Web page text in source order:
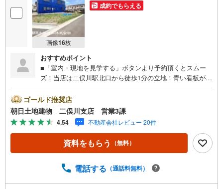
画像16枚
成約でもらえる
おすすめポイント
■「室内・現地を見学する」ボタンより予約頂くとスムー
ズ！当店は二俣川駅北口から徒歩1分の立地！青い看板が目
ーナーなど、お子様にも退屈せずにお過ごし頂けます。■
テレワークで作業効率のUP化オウチ時間で人生を豊かにす
るためにONとOFFを切り替えて、家族との時間も増えて幸
せマイホームを！■ 住宅ローンのご相談承ります。■住まい
選びはフィーリングも大切です。現地の空気や雰囲気を感
じてみましょう。営業スタッフまでお問合せくださいま
そうですが住まい選びはフィーリングも大切です。現地の
ゴールド推奨店
朝日土地建物 二俣川支店 営業3課
4.54 不動産会社レビュー 20件
資料をもらう （無料）
電話する （通話料無料）